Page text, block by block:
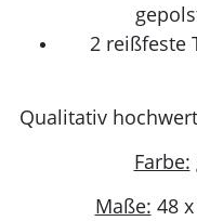
2 reißfeste
Qualitativ
Farbe:
Maße: 48